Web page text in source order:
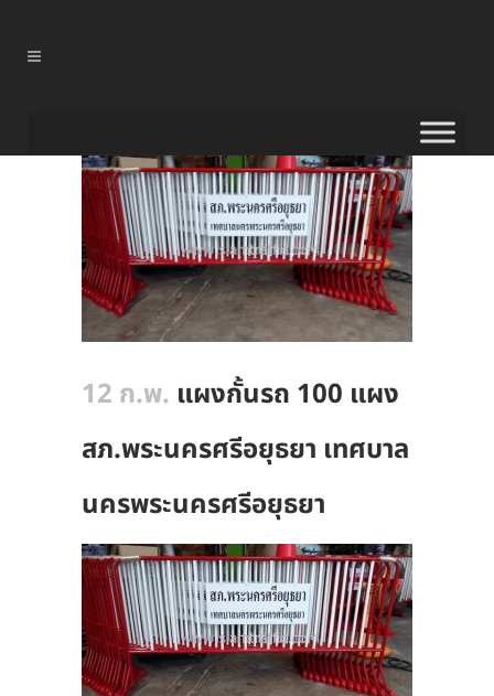
12 ก.พ. แผงกั้นรถ 100 แผง
สภ.พระนครศรีอยุธยา เทศบาล
นครพระนครศรีอยุธยา